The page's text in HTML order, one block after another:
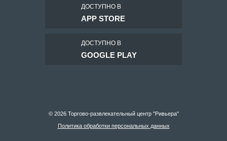
ДОСТУПНО В
APP STORE
ДОСТУПНО В
GOOGLE PLAY
© 2026 Торгово-развлекательный центр "Ривьера"
Политика обработки персональных данных